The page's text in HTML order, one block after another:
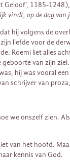
Geloof’, 1185-
vindt, op de dag
hij volgens de
liefde voor de
Roemi liet alles
van zijn
hij was vooral
schrijver van
we onszelf zien.
van het hoofd.
kennis van God.